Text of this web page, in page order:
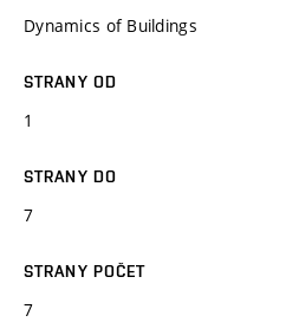
Dynamics of Buildings
STRANY OD
1
STRANY DO
7
STRANY POČET
7